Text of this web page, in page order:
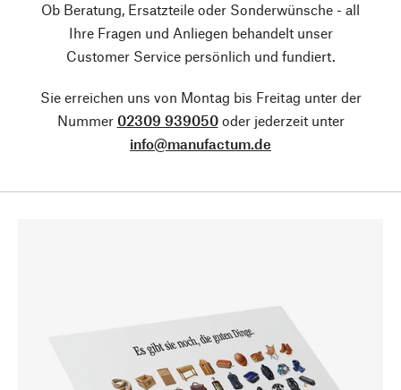
Ob Beratung, Ersatzteile oder Sonderwünsche - all
Ihre Fragen und Anliegen behandelt unser
Customer Service persönlich und fundiert.
Sie erreichen uns von Montag bis Freitag unter der
Nummer 02309 939050oder jederzeit unter
info@manufactum.de